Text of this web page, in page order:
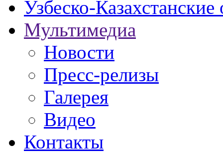
Узбеско-
Мультимедиа
Новости
Пресс-релизы
Галерея
Видео
Контакты